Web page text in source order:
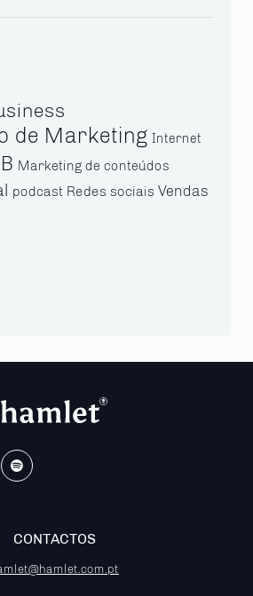
de Marketing Internet
Marketing de conteúdos
podcast Redes sociais Vendas
CONTACTOS